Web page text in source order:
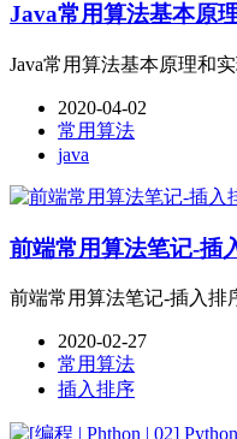
Java常用算法基本原
Java常用算法基本原理和
2020-04-02
常用算法
java
前端常用算法笔记-插
前端常用算法笔记-插入排
2020-02-27
常用算法
插入排序